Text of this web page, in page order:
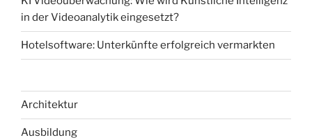
in der Videoanalytik eingesetzt?
Hotelsoftware: Unterkünfte erfolgreich vermarkten
Architektur
Ausbildung